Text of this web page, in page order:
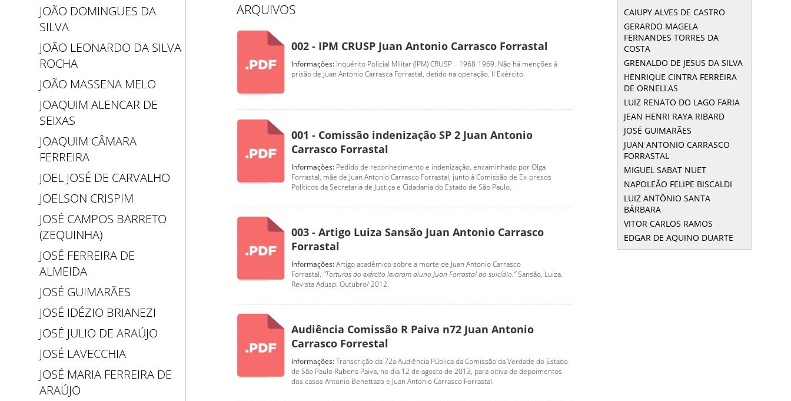
JOÃO DOMINGUES DA
SILVA
JOÃO LEONARDO DA SILVA
ROCHA
JOÃO MASSENA MELO
JOAQUIM ALENCAR DE
SEIXAS
JOAQUIM CÂMARA
FERREIRA
JOEL JOSÉ DE CARVALHO
JOELSON CRISPIM
JOSÉ CAMPOS BARRETO
(ZEQUINHA)
JOSÉ FERREIRA DE
ALMEIDA
JOSÉ GUIMARÃES
JOSÉ IDÉZIO BRIANEZI
JOSÉ JULIO DE ARAÚJO
JOSÉ LAVECCHIA
JOSÉ MARIA FERREIRA DE
ARAÚJO
ARQUIVOS
002 - IPM CRUSP Juan Antonio Carrasco Forrastal
Informações: Inquérito Policial Militar (IPM) CRUSP – 1968-1969. Não há menções à
prisão de Juan Antonio Carrasca Forrastal, detido na operação. II Exército.
001 - Comissão indenização SP 2 Juan Antonio
Carrasco Forrastal
Informações: Pedido de reconhecimento e indenização, encaminhado por Olga
Forrastal, mãe de Juan Antonio Carrasco Forrastal, junto à Comissão de Ex-presos
Políticos da Secretaria de Justiça e Cidadania do Estado de São Paulo.
003 - Artigo Luiza Sansão Juan Antonio Carrasco
Forrastal
Informações:Artigo acadêmico sobre a morte de Juan Antonio Carrasco
Forrastal. “Torturas do exército levaram aluno Juan Forrastal ao suicídio.”Sansão, Luiza.
Revista Adusp. Outubro/ 2012.
Audiência Comissão R Paiva n72 Juan Antonio
Carrasco Forrestal
Informações:Transcrição da 72a Audiência Pública da Comissão da Verdade do Estado
de São Paulo Rubens Paiva, no dia 12 de agosto de 2013, para oitiva de depoimentos
dos casos Antonio Benettazo e Juan Antonio Carrasco Forrastal.
CAIUPY ALVES DE CASTRO
GERARDO MAGELA
FERNANDES TORRES DA
COSTA
GRENALDO DE JESUS DA SILVA
HENRIQUE CINTRA FERREIRA
DE ORNELLAS
LUIZ RENATO DO LAGO FARIA
JEAN HENRI RAYA RIBARD
JOSÉ GUIMARÃES
JUAN ANTONIO CARRASCO
FORRASTAL
MIGUEL SABAT NUET
NAPOLEÃO FELIPE BISCALDI
LUIZ ANTÔNIO SANTA
BÁRBARA
VITOR CARLOS RAMOS
EDGAR DE AQUINO DUARTE